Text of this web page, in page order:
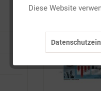
Personalisierung
Diese Website